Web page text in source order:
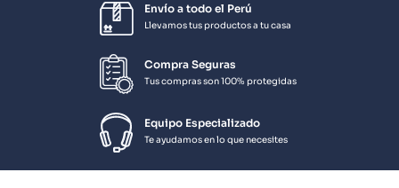
Envío a todo el Perú
Llevamos tus productos a tu casa
Compra Seguras
Tus compras son 100% protegidas
Equipo Especializado
Te ayudamos en lo que necesites